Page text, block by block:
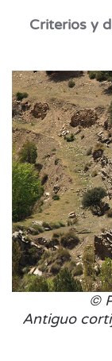
Criterios y
©
Antiguo